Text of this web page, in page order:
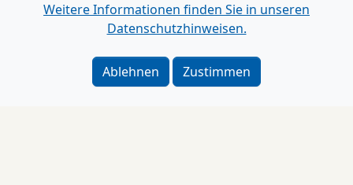
Weitere Informationen finden Sie in unseren
Datenschutzhinweisen.
Ablehnen Zustimmen